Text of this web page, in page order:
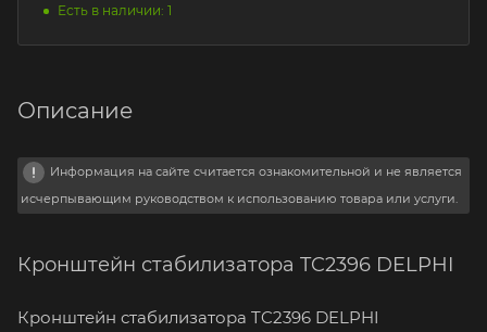
Есть в наличии: 1
Описание
Информация на сайте считается ознакомительной и не является
исчерпывающим руководством к использованию товара или услуги.
Кронштейн стабилизатора TC2396 DELPHI
Кронштейн стабилизатора TC2396 DELPHI